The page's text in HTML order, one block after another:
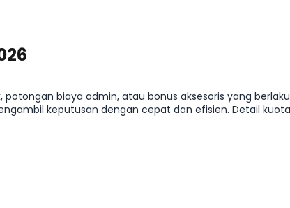
potongan biaya admin, atau bonus aksesoris yang
keputusan dengan cepat dan efisien. Detail